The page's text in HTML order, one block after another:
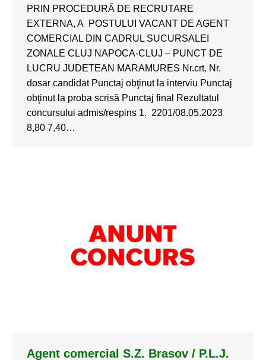
PRIN PROCEDURĂ DE RECRUTARE
EXTERNA, A POSTULUI VACANT DE AGENT
COMERCIAL DIN CADRUL SUCURSALEI
ZONALE CLUJ NAPOCA-CLUJ – PUNCT DE
LUCRU JUDETEAN MARAMURES Nr.crt. Nr.
dosar candidat Punctaj obţinut la interviu Punctaj
obţinut la proba scrisă Punctaj final Rezultatul
concursului admis/respins 1. 2201/08.05.2023
8,80 7,40…
Agent comercial S.Z. Brasov / P.L.J.